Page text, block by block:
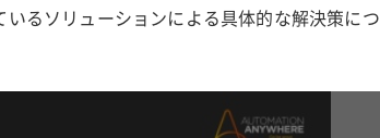
るソリューションによる具体的な解決策につ